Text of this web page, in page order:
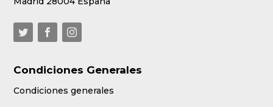
Condiciones Generales
Condiciones generales